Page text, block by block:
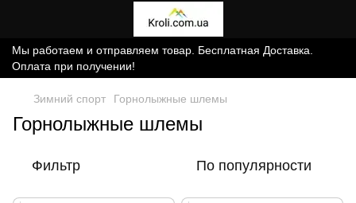
Мы работаем и отправляем товар. Бесплатная Доставка.
Оплата при получении!
Зимний спорт Горнолыжные шлемы
Горнолыжные шлемы
Фильтр По популярности